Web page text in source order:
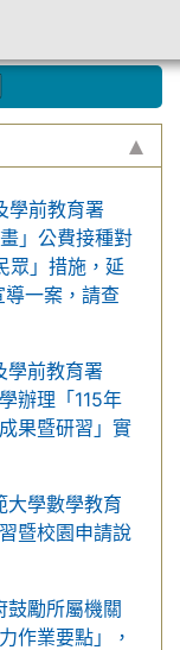
學前教育署
」公費接種對
眾」措施，延
一案，請查
學前教育署
辦理「115年
果暨研習」實
大學數學教育
暨校園申請說
鼓勵所屬機關
作業要點」，